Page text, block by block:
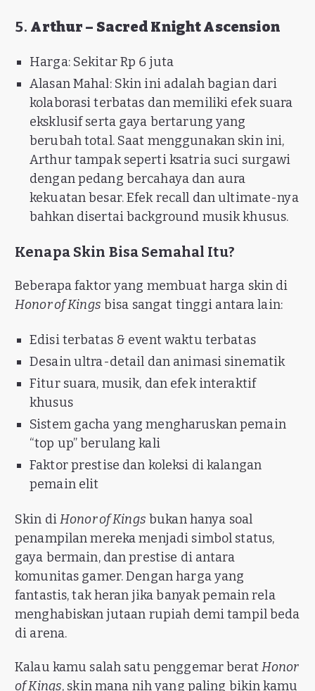
5. Arthur – Sacred Knight Ascension
Harga: Sekitar Rp 6 juta
Alasan Mahal: Skin ini adalah bagian dari
kolaborasi terbatas dan memiliki efek suara
eksklusif serta gaya bertarung yang
berubah total. Saat menggunakan skin ini,
Arthur tampak seperti ksatria suci surgawi
dengan pedang bercahaya dan aura
kekuatan besar. Efek recall dan ultimate-nya
bahkan disertai background musik khusus.
Kenapa Skin Bisa Semahal Itu?
Beberapa faktor yang membuat harga skin di
Honor of Kings bisa sangat tinggi antara lain:
Edisi terbatas & event waktu terbatas
Desain ultra-detail dan animasi sinematik
Fitur suara, musik, dan efek interaktif
khusus
Sistem gacha yang mengharuskan pemain
“top up” berulang kali
Faktor prestise dan koleksi di kalangan
pemain elit
Skin diHonor of Kings bukan hanya soal
penampilan mereka menjadi simbol status,
gaya bermain, dan prestise di antara
komunitas gamer. Dengan harga yang
fantastis, tak heran jika banyak pemain rela
menghabiskan jutaan rupiah demi tampil beda
di arena.
Kalau kamu salah satu penggemar beratHonor
of Kings, skin mana nih yang paling bikin kamu